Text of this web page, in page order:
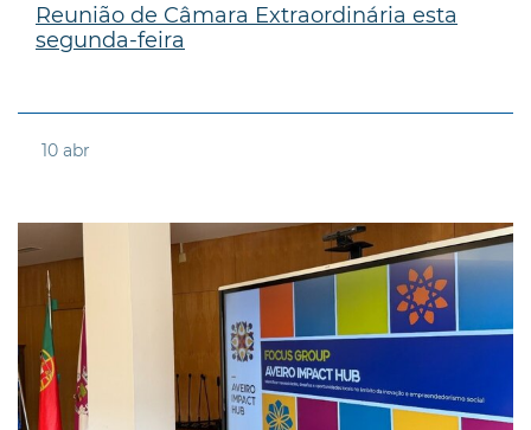
Reunião de Câmara Extraordinária esta
segunda-feira
10 abr